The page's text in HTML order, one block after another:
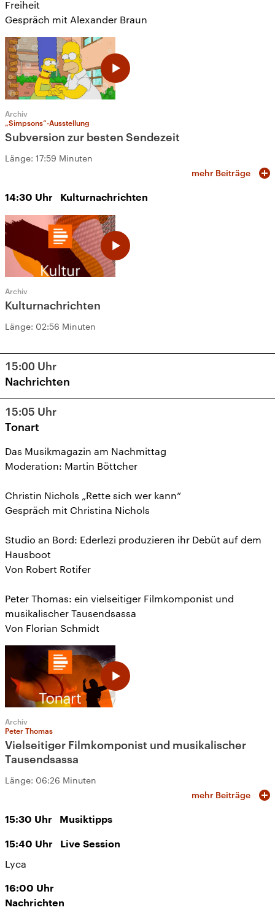
Freiheit
Gespräch mit Alexander Braun
Archiv
„Simpsons“-Ausstellung
Subversion zur besten Sendezeit
Länge: 17:59 Minuten
mehr Beiträge
14:30 Uhr Kulturnachrichten
Archiv
Kulturnachrichten
Länge: 02:56 Minuten
15:00 Uhr
Nachrichten
15:05 Uhr
Tonart
Das Musikmagazin am Nachmittag
Moderation: Martin Böttcher
Christin Nichols „Rette sich wer kann“
Gespräch mit Christina Nichols
Studio an Bord: Ederlezi produzieren ihr Debüt auf dem
Hausboot
Von Robert Rotifer
Peter Thomas: ein vielseitiger Filmkomponist und
musikalischer Tausendsassa
Von Florian Schmidt
Archiv
Peter Thomas
Vielseitiger Filmkomponist und musikalischer
Tausendsassa
Länge: 06:26 Minuten
mehr Beiträge
15:30 Uhr Musiktipps
15:40 Uhr Live Session
Lyca
16:00 Uhr
Nachrichten